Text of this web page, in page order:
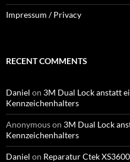
Impressum / Privacy
RECENT COMMENTS
Daniel on 3M Dual Lock anstatt
Kennzeichenhalters
Anonymouson 3M Dual Lock
Kennzeichenhalters
Daniel on Reparatur Ctek